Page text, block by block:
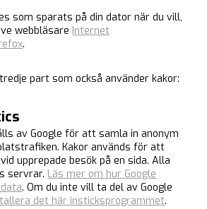
som sparats på din dator när du vill,
webbläsare Internet
.
part som också använder kakor:
av Google för att samla in anonym
Kakor används för att
upprepade besök på en sida. Alla
servrar. Läs mer om hur Google
. Om du inte vill ta del av Google
det här insticksprogrammet.